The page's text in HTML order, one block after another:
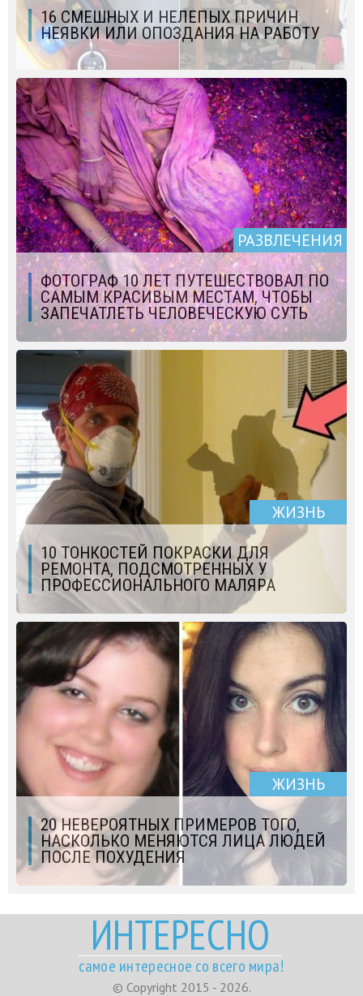
16 СМЕШНЫХ И НЕЛЕПЫХ ПРИЧИН
НЕЯВКИ ИЛИ ОПОЗДАНИЯ НА РАБОТУ
РАЗВЛЕЧЕНИЯ
ФОТОГРАФ 10 ЛЕТ ПУТЕШЕСТВОВАЛ ПО
САМЫМ КРАСИВЫМ МЕСТАМ, ЧТОБЫ
ЗАПЕЧАТЛЕТЬ ЧЕЛОВЕЧЕСКУЮ СУТЬ
ЖИЗНЬ
10 ТОНКОСТЕЙ ПОКРАСКИ ДЛЯ
РЕМОНТА, ПОДСМОТРЕННЫХ У
ПРОФЕССИОНАЛЬНОГО МАЛЯРА
ЖИЗНЬ
20 НЕВЕРОЯТНЫХ ПРИМЕРОВ ТОГО,
НАСКОЛЬКО МЕНЯЮТСЯ ЛИЦА ЛЮДЕЙ
ПОСЛЕ ПОХУДЕНИЯ
ИНТЕРЕСНО
самое интересное со всего мира!
© Copyright 2015 - 2026.